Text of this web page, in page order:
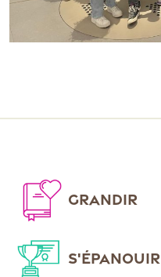
GRANDIR
S'ÉPANOUIR